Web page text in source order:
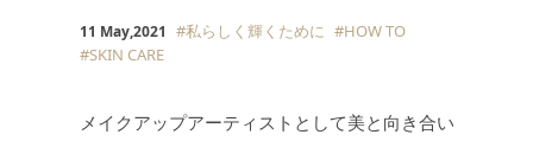
11 May,2021 #私らしく輝くために #HOW TO
#SKIN CARE
メイクアップアーティストとして美と向き合い
INNER CARE インナーケア